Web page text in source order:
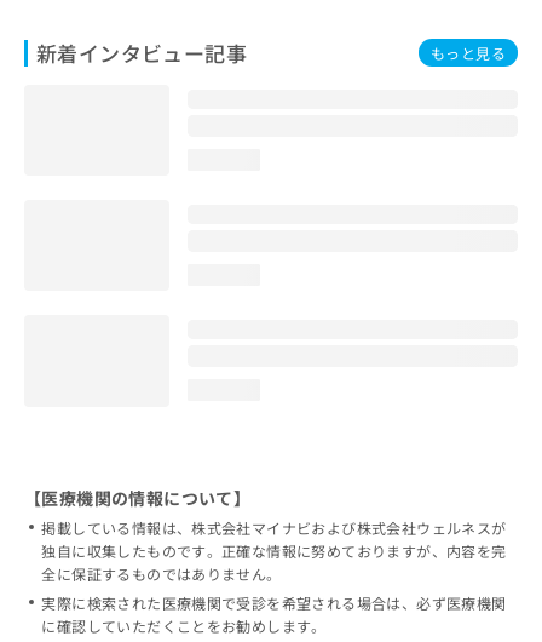
新着インタビュー記事 もっと見る
【医療機関の情報について】
掲載している情報は、株式会社マイナビおよび株式会社ウェルネスが
独自に収集したものです。正確な情報に努めておりますが、内容を完
全に保証するものではありません。
実際に検索された医療機関で受診を希望される場合は、必ず医療機関
に確認していただくことをお勧めします。